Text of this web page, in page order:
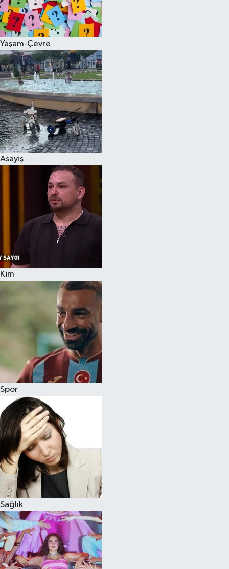
Yaşam-Çevre
Asayiş
Kim
Spor
Sağlık
Spor
Burç Yorumları
Çocuk
Eğitim
Hava Durumu
Kadın
Kim kimdir?
Kültür Sanat
Sağlık
Teknoloji
Televizyon
Yaşam-Çevre